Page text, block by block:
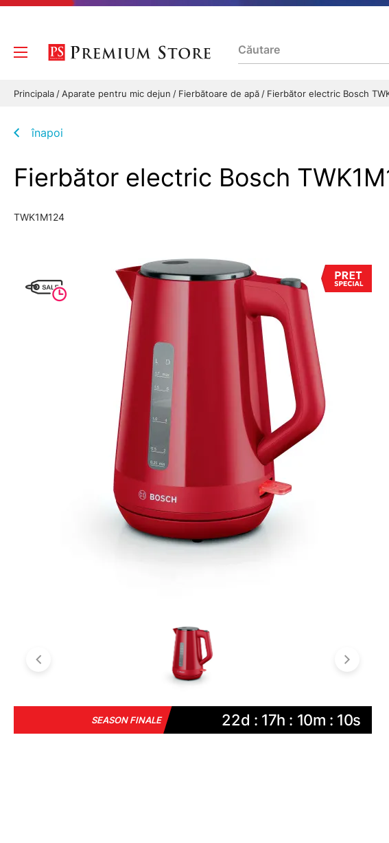
Principala Aparate pentru mic dejun Fierbătoare de apă Fierbător electric Bosch
înapoi
Fierbător electric Bosch
TWK1M124
SEASON FINALE 22d : 17h : 10m : 09s